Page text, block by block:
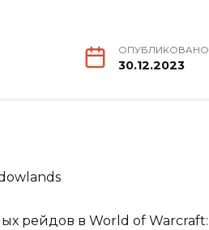
ОПУБЛИКОВАНО
30.12.2023
рейдов в World of Warcraft: